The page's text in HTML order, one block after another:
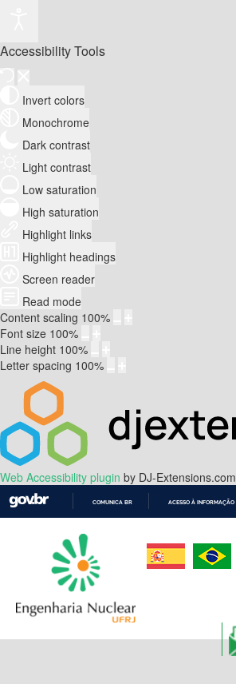
Accessibility Tools
Invert colors
Monochrome
Dark contrast
Light contrast
Low saturation
High saturation
Highlight links
Highlight headings
Screen reader
Read mode
Content scaling 100%
Font size 100%
Line height 100%
Letter spacing 100%
Web Accessibility plugin by DJ-Extensions.com
CONTEÚDO
COMUNICA BR ACESSO À INFORMAÇÃO